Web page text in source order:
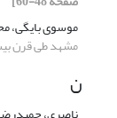
موسوی بایگی،
مشهد طی قرن
ن